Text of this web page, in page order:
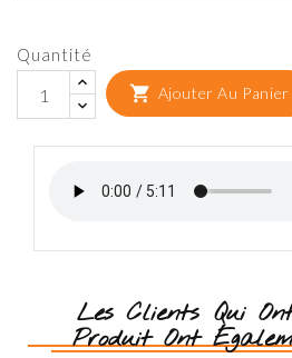
Quantité
 Ajouter Au Panier
Les Clients Qui
Produit Ont